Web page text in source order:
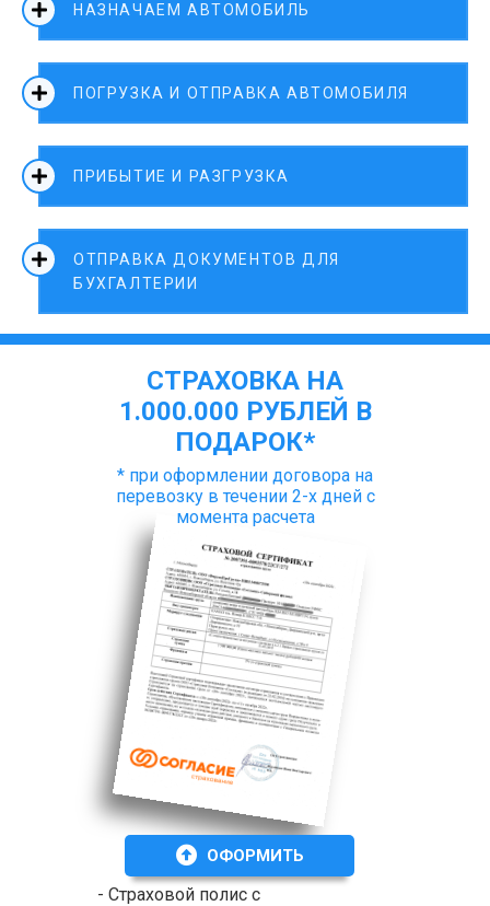
НАЗНАЧАЕМ АВТОМОБИЛЬ
ПОГРУЗКА И ОТПРАВКА АВТОМОБИЛЯ
ПРИБЫТИЕ И РАЗГРУЗКА
ОТПРАВКА ДОКУМЕНТОВ ДЛЯ
БУХГАЛТЕРИИ
СТРАХОВКА НА
1.000.000 РУБЛЕЙ В
ПОДАРОК*
* при оформлении договора на
перевозку в течении 2-х дней с
момента расчета
- Страховой полис с
ОФОРМИТЬ